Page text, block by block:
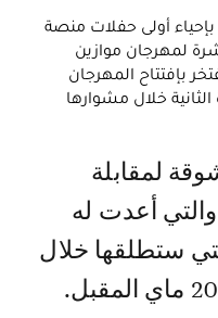
بإحياء أولى حفلات منصة
لمهرجان موازين
أنها تفتخر بإفتتاح المهرجان
خلال مشوارها
والتي أعدت له
ستطلقها خلال